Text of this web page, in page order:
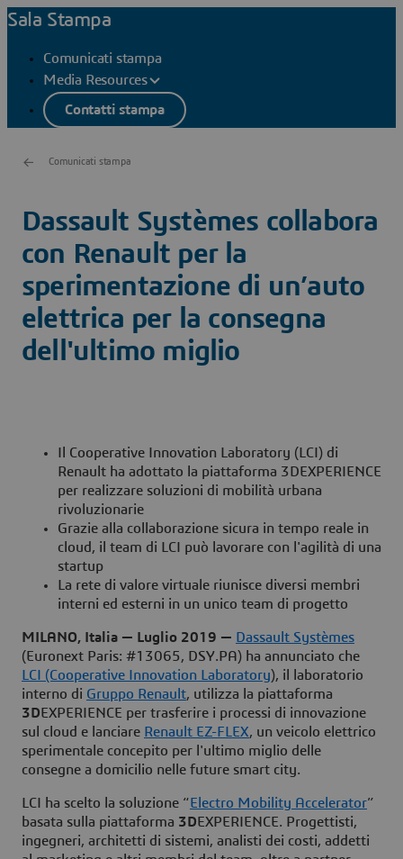
Sala Stampa
Comunicati stampa
Media Resources
Contatti stampa
Comunicati stampa
Dassault Systèmes collabora
con Renault per la
sperimentazione di un’auto
elettrica per la consegna
dell'ultimo miglio
Il Cooperative Innovation Laboratory (LCI) di
Renault ha adottato la piattaforma 3DEXPERIENCE
per realizzare soluzioni di mobilità urbana
rivoluzionarie
Grazie alla collaborazione sicura in tempo reale in
cloud, il team di LCI può lavorare con l'agilità di una
startup
La rete di valore virtuale riunisce diversi membri
interni ed esterni in un unico team di progetto
MILANO, Italia — Luglio 2019 — Dassault Systèmes
(Euronext Paris: #13065, DSY.PA) ha annunciato che
LCI (Cooperative Innovation Laboratory), il laboratorio
interno di Gruppo Renault, utilizza la piattaforma
3DEXPERIENCE per trasferire i processi di innovazione
sul cloud e lanciare Renault EZ-FLEX, un veicolo elettrico
sperimentale concepito per l'ultimo miglio delle
consegne a domicilio nelle future smart city.
LCI ha scelto la soluzione “Electro Mobility Accelerator”
basata sulla piattaforma 3DEXPERIENCE. Progettisti,
ingegneri, architetti di sistemi, analisti dei costi, addetti